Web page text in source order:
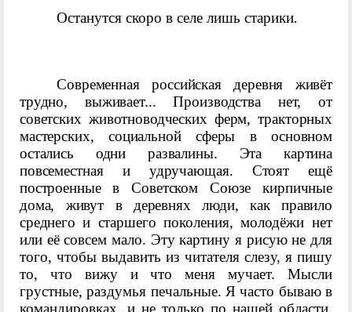
Останутся скоро в селе лишь старики.
Современная российская деревня живёт
трудно, выживает... Производства нет, от
советских животноводческих ферм, тракторных
мастерских, социальной сферы в основном
остались одни развалины. Эта картина
повсеместная и удручающая. Стоят ещё
построенные в Советском Союзе кирпичные
дома, живут в деревнях люди, как правило
среднего и старшего поколения, молодёжи нет
или её совсем мало. Эту картину я рисую не для
того, чтобы выдавить из читателя слезу, я пишу
то, что вижу и что меня мучает. Мысли
грустные, раздумья печальные. Я часто бываю в
командировках, и не только по нашей области.